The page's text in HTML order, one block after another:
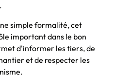
simple formalité, cet
important dans le bon
d'informer les tiers, de
et de respecter les